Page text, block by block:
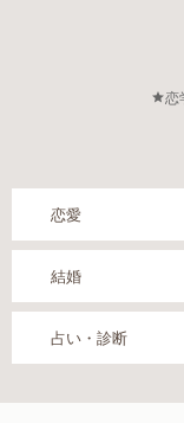
恋
恋愛
結婚
占い・診断